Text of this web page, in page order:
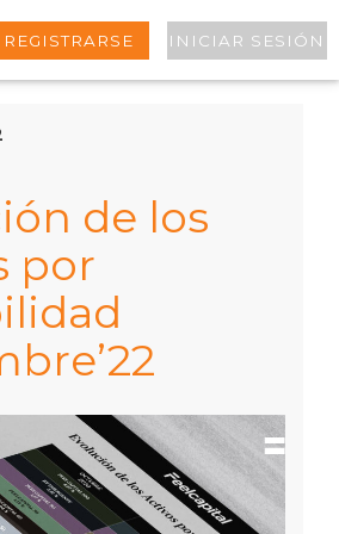
REGISTRARSE INICIAR SESIÓN
de los
por